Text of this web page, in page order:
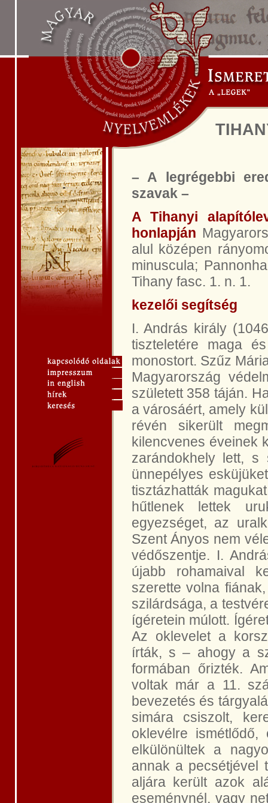
– A legrégebbi
szavak –
A Tihanyi
honlapján
alul középen
minuscula;
Tihany fasc. 1. n. 1.
kezelői segítség
I. András király
tiszteletére maga
monostort. Szűz
Magyarország
született 358 táján.
a városáért, amely
révén sikerült
kilencvenes éveinek
zarándokhely lett,
ünnepélyes
tisztázhatták
hűtlenek lettek
egyezséget, az
Szent Ányos nem
védőszentje. I.
újabb rohamaival
szerette volna
szilárdsága, a
ígéretein múlott.
Az oklevelet a
írták, s – ahogy a
formában őrizték.
voltak már a 11.
bevezetés és
simára csiszolt,
oklevélre
elkülönültek a
annak a pecsétjével
aljára került azok
eseménynél, vagy